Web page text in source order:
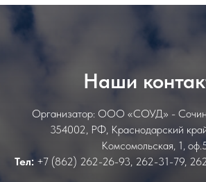
Наши
Организатор: ООО «СОУД» -
354002, РФ, Краснодарский
Комсомольская, 1,
Тел:+7 (862) 262-26-93, 262-31-79,